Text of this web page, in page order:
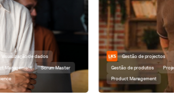
Angular
Project Management Angular JavaScript